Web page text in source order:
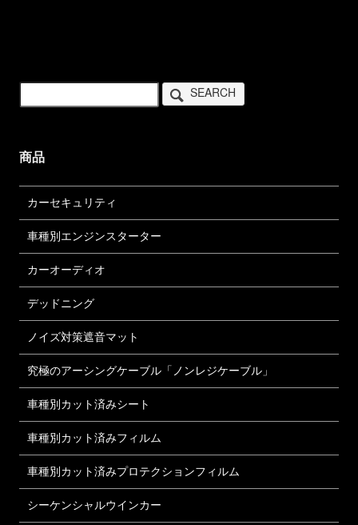
SEARCH
商品
カーセキュリティ
車種別エンジンスターター
カーオーディオ
デッドニング
ノイズ対策遮音マット
究極のアーシングケーブル「ノンレジケーブル」
車種別カット済みシート
車種別カット済みフィルム
車種別カット済みプロテクションフィルム
シーケンシャルウインカー